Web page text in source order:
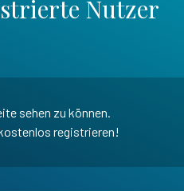
Nutzer
sehen zu können.
registrieren!